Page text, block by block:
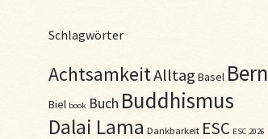
Schlagwörter
AchtsamkeitAlltag Basel Bern
Biel book Buch Buddhismus
Dalai Lama Dankbarkeit ESC ESC 2026